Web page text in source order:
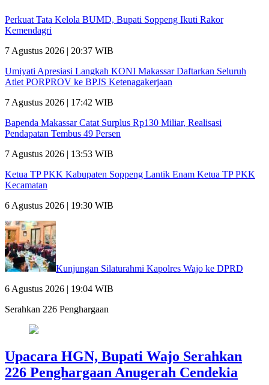
Perkuat Tata Kelola BUMD, Bupati Soppeng Ikuti Rakor
Kemendagri
7 Agustus 2026 | 20:37 WIB
Umiyati Apresiasi Langkah KONI Makassar Daftarkan Seluruh
Atlet PORPROV ke BPJS Ketenagakerjaan
7 Agustus 2026 | 17:42 WIB
Bapenda Makassar Catat Surplus Rp130 Miliar, Realisasi
Pendapatan Tembus 49 Persen
7 Agustus 2026 | 13:53 WIB
Ketua TP PKK Kabupaten Soppeng Lantik Enam Ketua TP PKK
Kecamatan
6 Agustus 2026 | 19:30 WIB
Kunjungan Silaturahmi Kapolres Wajo ke DPRD
6 Agustus 2026 | 19:04 WIB
Serahkan 226 Penghargaan
Upacara HGN, Bupati Wajo Serahkan
226 Penghargaan Anugerah Cendekia